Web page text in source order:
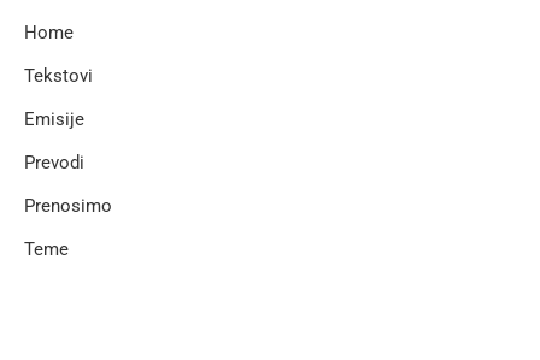
Home
Tekstovi
Emisije
Prevodi
Prenosimo
Teme